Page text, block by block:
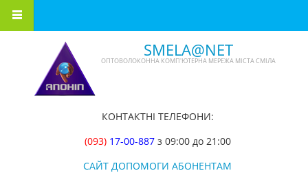
SMELA@NET
ОПТОВОЛОКОННА КОМП'ЮТЕРНА МЕРЕЖА МІСТА СМІЛА
КОНТАКТНІ ТЕЛЕФОНИ:
(093) 17-00-887з 09:00 до 21:00
САЙТ ДОПОМОГИ АБОНЕНТАМ